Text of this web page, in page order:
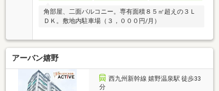
角部屋、二面バルコニー。専有面積８５㎡超えの３Ｌ
ＤＫ。敷地内駐車場（３，０００円/月）
アーバン嬉野
西九州新幹線 嬉野温泉駅 徒歩33
分